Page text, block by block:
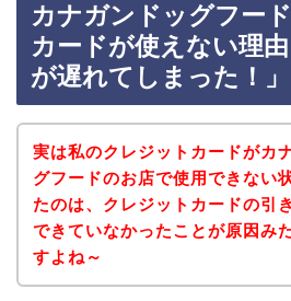
カナガンドッグフー
カードが使えない理
が遅れてしまった！」
実は私のクレジットカードがカ
グフードのお店で使用できない
たのは、クレジットカードの引
できていなかったことが原因み
すよね～